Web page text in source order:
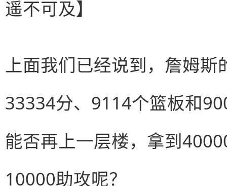
遥不可及】
上面我们已经说到，詹姆斯
33334分、9114个篮板和
能否再上一层楼，拿到
10000助攻呢？